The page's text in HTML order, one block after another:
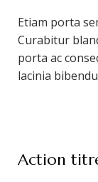
Etiam porta
Curabitur
porta ac
lacinia
Action